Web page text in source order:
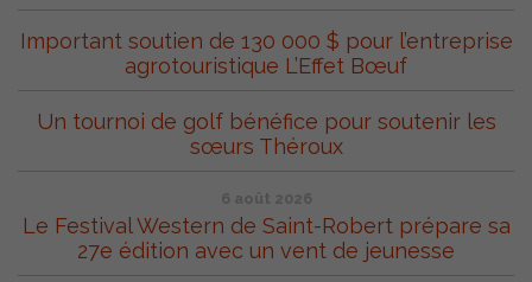
Important soutien de 130 000 $ pour l’entreprise
agrotouristique L’Effet Bœuf
Un tournoi de golf bénéfice pour soutenir les
sœurs Théroux
6 août 2026
Le Festival Western de Saint-Robert prépare sa
27e édition avec un vent de jeunesse